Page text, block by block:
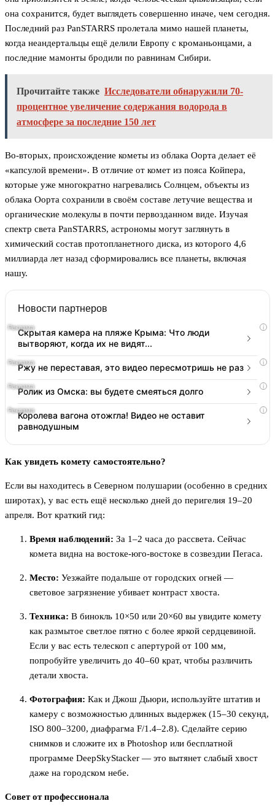
она сохранится, будет выглядеть совершенно иначе, чем сегодня.
Последний раз PanSTARRS пролетала мимо нашей планеты,
когда неандертальцы ещё делили Европу с кроманьонцами, а
последние мамонты бродили по равнинам Сибири.
Прочитайте также Исследователи обнаружили 70-
процентное увеличение содержания водорода в
атмосфере за последние 150 лет
Во-вторых, происхождение кометы из облака Оорта делает её
«капсулой времени». В отличие от комет из пояса Койпера,
которые уже многократно нагревались Солнцем, объекты из
облака Оорта сохранили в своём составе летучие вещества и
органические молекулы в почти первозданном виде. Изучая
спектр света PanSTARRS, астрономы могут заглянуть в
химический состав протопланетного диска, из которого 4,6
миллиарда лет назад сформировались все планеты, включая
нашу.
Новости партнеров
i
Скрытая камера на пляже Крыма: Что люди
вытворяют, когда их не видят...
i
Ржу не переставая, это видео пересмотришь не раз
i
Ролик из Омска: вы будете смеяться долго
i
Королева вагона отожгла! Видео не оставит
равнодушным
Как увидеть комету самостоятельно?
Если вы находитесь в Северном полушарии (особенно в средних
широтах), у вас есть ещё несколько дней до перигелия 19–20
апреля. Вот краткий гид:
Время наблюдений: За 1–2 часа до рассвета. Сейчас
комета видна на востоке-юго-востоке в созвездии Пегаса.
Место: Уезжайте подальше от городских огней —
световое загрязнение убивает контраст хвоста.
Техника: В бинокль 10×50 или 20×60 вы увидите комету
как размытое светлое пятно с более яркой сердцевиной.
Если у вас есть телескоп с апертурой от 100 мм,
попробуйте увеличить до 40–60 крат, чтобы различить
детали хвоста.
Фотография: Как и Джош Дьюри, используйте штатив и
камеру с возможностью длинных выдержек (15–30 секунд,
ISO 800–3200, диафрагма F/1.4–2.8). Сделайте серию
снимков и сложите их в Photoshop или бесплатной
программе DeepSkyStacker — это вытянет слабый хвост
даже на городском небе.
Совет от профессионала